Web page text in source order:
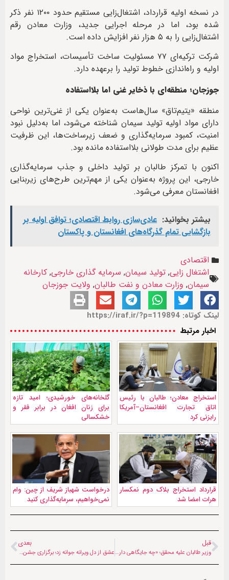
در نسخه اولیه قرارداد، اشتغال‌زایی مستقیم حدود ۱۲۰۰ نفر ذکر
شده بود، اما در مرحله اجرایی جدید، وزارت معادن رقم
اشتغال‌زایی را به ۵ هزار نفر افزایش داده است.
شرکت ترکیه‌ای ۷۷ مسئولیت ساخت تأسیسات، استخراج مواد
اولیه و راه‌اندازی خطوط تولید را برعهده دارد.
جوزجان؛ منطقه‌ای با ذخایر غنی اما بلااستفاده
منطقه «یتیم‌تاق» سال‌هاست به‌عنوان یکی از غنی‌ترین نواحی
دارای مواد اولیه تولید سیمان شناخته می‌شود، اما به‌دلیل نبود
امنیت، کمبود سرمایه‌گذاری و ضعف زیرساخت‌ها، این ظرفیت
عظیم برای مدت طولانی بلااستفاده مانده بود.
اکنون با تمرکز طالبان بر تولید داخلی و جذب سرمایه‌گذاری
خارجی، این پروژه به‌عنوان یکی از مهم‌ترین طرح‌های زیربنایی
افغانستان معرفی می‌شود.
بیشتر بخوانید: عادی‌سازی روابط اقتصادی؛ توافق اولیه بر
بازگشایی تمام گذرگاه‌های افغانستان و پاکستان
اقتصادی
اشتغال زایی, تولید سیمان, سرمایه گذاری خارجی, کارخانه
سیمان, وزارت معادن و نفت طالبان, ولایت جوزجان
لینک کوتاه: https://iraf.ir/?p=119894
اخبار مرتبط
استخراج معادن؛ طالبان با رئیس
اتاق تجارت افغانستان–آمریکا
رایزنی کرد
گلخانه‌های خورشیدی؛ امید تازه
برای زنان افغان در برابر فقر و
خشکسالی
قرارداد استخراج بلاک دوم نمکسار
هرات امضا شد
درخواست شهباز شریف از چین: وام
نمی‌خواهیم، سرمایه‌گذاری کنید
قبل
وزیر طالبان علیه محقق؛ «چه جایگاهی دارید که دیورند را به رسمیت بشناسید؟»
بعدی
عشق از دل ویرانه جوانه زد؛ برگزاری جشن عروسی ۳۰۰ زوج فلسطینی در غزه